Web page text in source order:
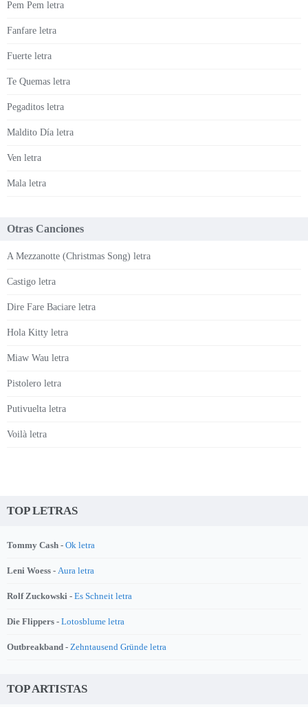
Pem Pem letra
Fanfare letra
Fuerte letra
Te Quemas letra
Pegaditos letra
Maldito Día letra
Ven letra
Mala letra
Otras Canciones
A Mezzanotte (Christmas Song) letra
Castigo letra
Dire Fare Baciare letra
Hola Kitty letra
Miaw Wau letra
Pistolero letra
Putivuelta letra
Voilà letra
TOP LETRAS
Tommy Cash - Ok letra
Leni Woess - Aura letra
Rolf Zuckowski - Es Schneit letra
Die Flippers - Lotosblume letra
Outbreakband - Zehntausend Gründe letra
TOP ARTISTAS